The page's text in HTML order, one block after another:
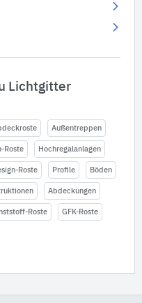
Lichtgitter
Außentreppen
Roste Hochregalanlagen
Roste Profile Böden
Abdeckungen
Roste GFK-Roste